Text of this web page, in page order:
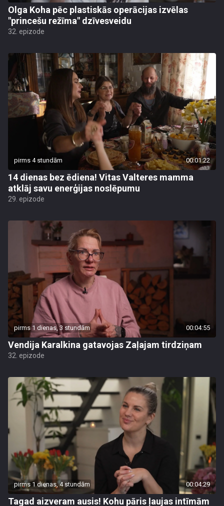
Olga Koha pēc plastiskās operācijas izvēlas
"princešu režīma" dzīvesveidu
32. epizode
pirms 4 stundām 00:01:22
14 dienas bez ēdiena! Vitas Valteres mamma
atklāj savu enerģijas noslēpumu
29. epizode
pirms 1 dienas, 3 stundām 00:04:55
Vendija Karalkina gatavojas Zaļajam tirdziņam
32. epizode
pirms 1 dienas, 4 stundām 00:04:29
Tagad aizveram ausis! Kohu pāris ļaujas intīmām